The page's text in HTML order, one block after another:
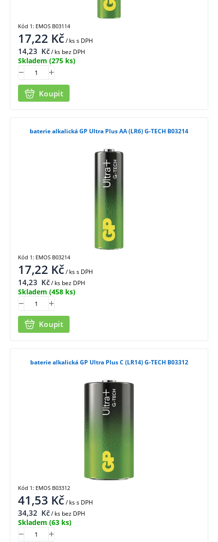
17,22 Kč/ kss DPH
14,23 Kč/ ks bez DPH
Skladem (275 ks)
Koupit
Kód 1: EMOS B03114
baterie alkalická GP Ultra Plus AA (LR6) G-TECH B03214
17,22 Kč/ kss DPH
14,23 Kč/ ks bez DPH
Skladem (458 ks)
Koupit
Kód 1: EMOS B03214
baterie alkalická GP Ultra Plus C (LR14) G-TECH B03312
41,53 Kč/ kss DPH
34,32 Kč/ ks bez DPH
Skladem (63 ks)
Kód 1: EMOS B03312